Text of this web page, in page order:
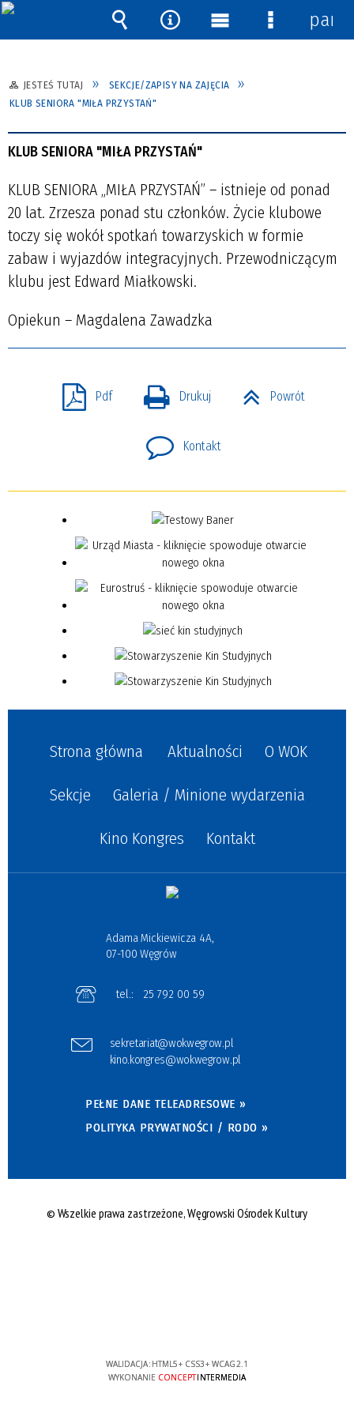
JESTEŚ TUTAJ
SEKCJE/ZAPISY NA ZAJĘCIA
KLUB SENIORA "MIŁA PRZYSTAŃ"
KLUB SENIORA "MIŁA PRZYSTAŃ"
KLUB SENIORA „MIŁA PRZYSTAŃ” – istnieje od ponad
20 lat. Zrzesza ponad stu członków. Życie klubowe
toczy się wokół spotkań towarzyskich w formie
zabaw i wyjazdów integracyjnych. Przewodniczącym
klubu jest Edward Miałkowski.
Opiekun – Magdalena Zawadzka
Pdf Drukuj Powrót
Kontakt
Strona główna Aktualności O WOK
Sekcje Galeria / Minione wydarzenia
Kino Kongres Kontakt
Adama Mickiewicza 4A,
07-100 Węgrów
tel.: 25 792 00 59
sekretariat@wokwegrow.pl
kino.kongres@wokwegrow.pl
PEŁNE DANE TELEADRESOWE »
POLITYKA PRYWATNOŚCI / RODO »
© Wszelkie prawa zastrzeżone, Węgrowski Ośrodek Kultury
WALIDACJA: HTML5+ CSS3+ WCAG 2.1
WYKONANIE CONCEPTINTERMEDIA
Wyszukiwarka
Narzędzia
Menu Menu